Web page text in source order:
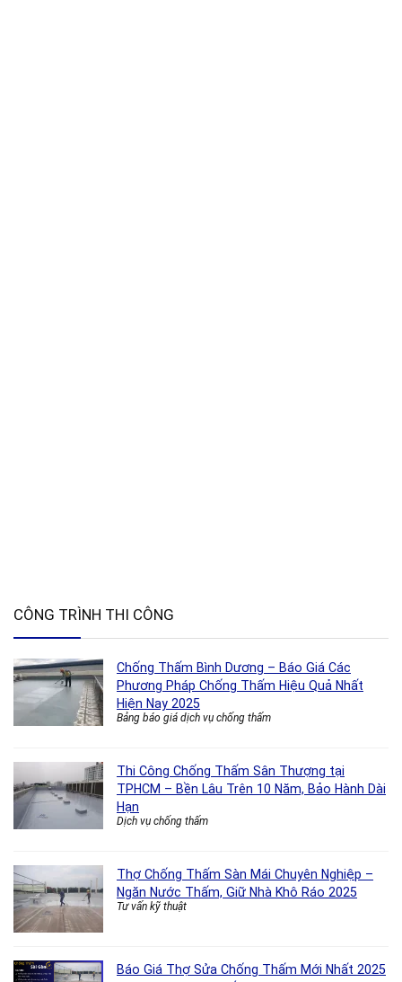
CÔNG TRÌNH THI CÔNG
Chống Thấm Bình Dương – Báo Giá Các
Phương Pháp Chống Thấm Hiệu Quả Nhất
Hiện Nay 2025
Bảng báo giá dịch vụ chống thấm
Thi Công Chống Thấm Sân Thượng tại
TPHCM – Bền Lâu Trên 10 Năm, Bảo Hành Dài
Hạn
Dịch vụ chống thấm
Thợ Chống Thấm Sàn Mái Chuyên Nghiệp –
Ngăn Nước Thấm, Giữ Nhà Khô Ráo 2025
Tư vấn kỹ thuật
Báo Giá Thợ Sửa Chống Thấm Mới Nhất 2025